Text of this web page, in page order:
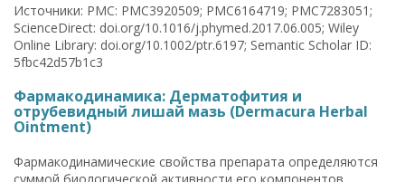
Источники: PMC: PMC3920509; PMC6164719; PMC7283051;
ScienceDirect: doi.org/10.1016/j.phymed.2017.06.005; Wiley
Online Library: doi.org/10.1002/ptr.6197; Semantic Scholar ID:
5fbc42d57b1c3
Фармакодинамика: Дерматофития и
отрубевидный лишай мазь (Dermacura Herbal
Ointment)
Фармакодинамические свойства препарата определяются